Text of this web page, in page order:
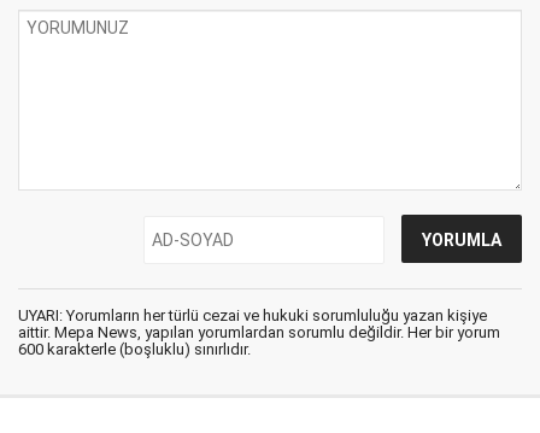
UYARI: Yorumların her türlü cezai ve hukuki sorumluluğu yazan kişiye
aittir. Mepa News, yapılan yorumlardan sorumlu değildir. Her bir yorum
600 karakterle (boşluklu) sınırlıdır.